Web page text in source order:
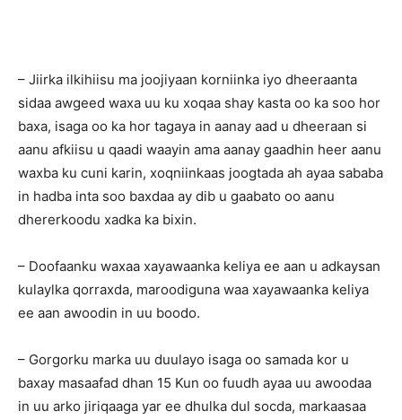
– Jiirka ilkihiisu ma joojiyaan korniinka iyo dheeraanta
sidaa awgeed waxa uu ku xoqaa shay kasta oo ka soo hor
baxa, isaga oo ka hor tagaya in aanay aad u dheeraan si
aanu afkiisu u qaadi waayin ama aanay gaadhin heer aanu
waxba ku cuni karin, xoqniinkaas joogtada ah ayaa sababa
in hadba inta soo baxdaa ay dib u gaabato oo aanu
dhererkoodu xadka ka bixin.
– Doofaanku waxaa xayawaanka keliya ee aan u adkaysan
kulaylka qorraxda, maroodiguna waa xayawaanka keliya
ee aan awoodin in uu boodo.
– Gorgorku marka uu duulayo isaga oo samada kor u
baxay masaafad dhan 15 Kun oo fuudh ayaa uu awoodaa
in uu arko jiriqaaga yar ee dhulka dul socda, markaasaa